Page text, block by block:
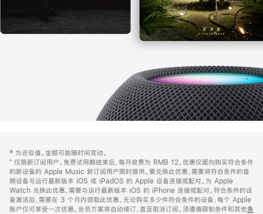
页
页
脚
注
‡ 为近似值。金额可能随时间变动。
⁺ 仅限新订阅用户。免费试用期结束后，每月收费为 RMB 12。优惠仅面向购买符合条件
的新设备的 Apple Music 新订阅用户限时提供。要兑换此优惠，需要将符合条件的音
频设备与运行最新版本 iOS 或 iPadOS 的 Apple 设备连接或配对。为 Apple
Watch 兑换此优惠，需要与运行最新版本 iOS 的 iPhone 连接或配对。符合条件的设
备激活后，需要在 3 个月内领取此优惠。无论购买多少件符合条件的设备，每个 Apple
账户仅可享受一次优惠。会员方案将自动续订，直至取消订阅。须遵循限制条件和其他条